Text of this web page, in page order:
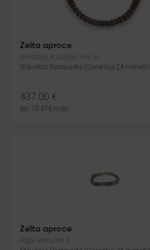
Zelta aproce
Ventspils, Kuldīgas iela 26
Stāvoklis Restaurēts (Garantija 24 mēneši)
437.00 €
No 19.87€/mēn.
Zelta aproce
Rīga, Ieriķu iela 3